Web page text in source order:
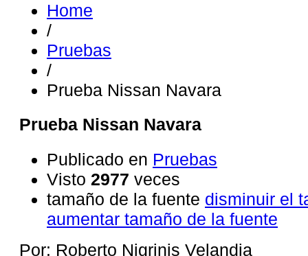
Home
/
Pruebas
/
Prueba Nissan Navara
Prueba Nissan Navara
Publicado en Pruebas
Visto 2977 veces
tamaño de la fuente disminuir el
aumentar tamaño de la fuente
Por: Roberto Nigrinis Velandia